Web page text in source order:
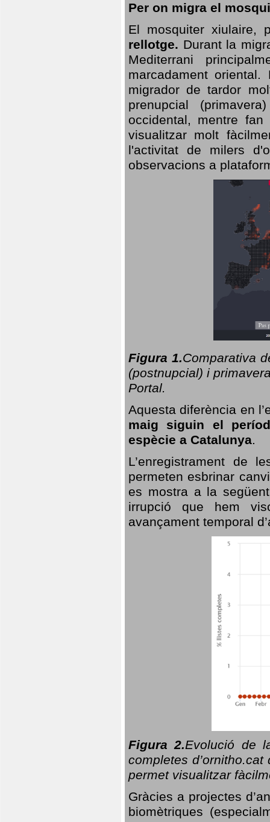
Per on migra el
El mosquiter xiulaire,
rellotge. Durant la
Mediterrani
marcadament
migrador de tardor
prenupcial
occidental, mentre
visualitzar molt
l'activitat de milers
observacions a
Figura 1.Comparativa
(postnupcial) i
Portal.
Aquesta diferència en
maig siguin el
espècie a Catalunya.
L’enregistrament de
permeten esbrinar
es mostra a la
irrupció que hem
avançament temporal
Figura 2.Evolució de
completes
permet visualitzar
Gràcies a projectes
biomètriques